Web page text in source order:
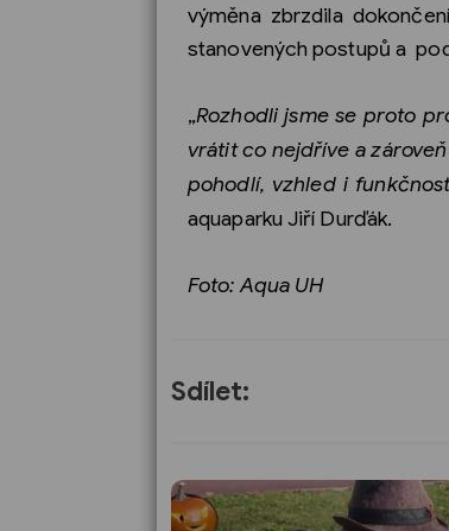
výměna zbrzdila
stanovených postupů a
„Rozhodli jsme se proto
vrátit co nejdříve a
pohodlí, vzhled i
aquaparku Jiří Durďák.
Foto: Aqua UH
Sdílet: